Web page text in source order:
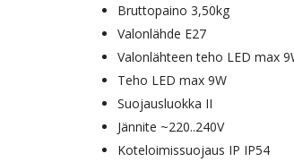
Bruttopaino 3,50kg
Valonlähde E27
Valonlähteen teho LED max
Teho LED max 9W
Suojausluokka II
Jännite ~220..240V
Koteloimissuojaus IP IP54